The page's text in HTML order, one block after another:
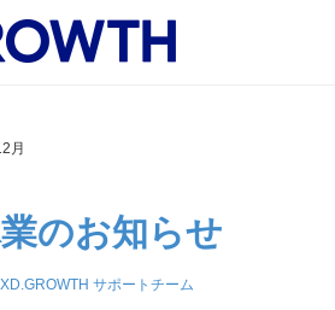
月
のお知らせ
XD.GROWTH サポートチーム